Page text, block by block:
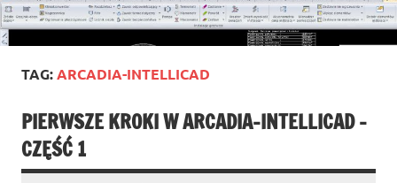
TAG:ARCADIA-INTELLICAD
PIERWSZE KROKI W ARCADIA-INTELLICAD –
CZĘŚĆ 1